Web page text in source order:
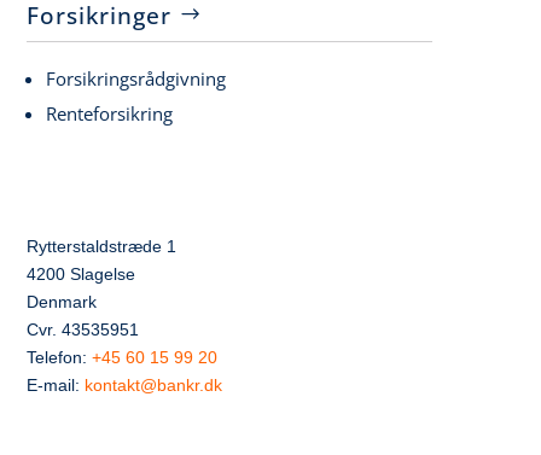
Forsikringer
Forsikringsrådgivning
Renteforsikring
Rytterstaldstræde 1
4200 Slagelse
Denmark
Cvr. 43535951
Telefon:+45 60 15 99 20
E-mail: kontakt@bankr.dk